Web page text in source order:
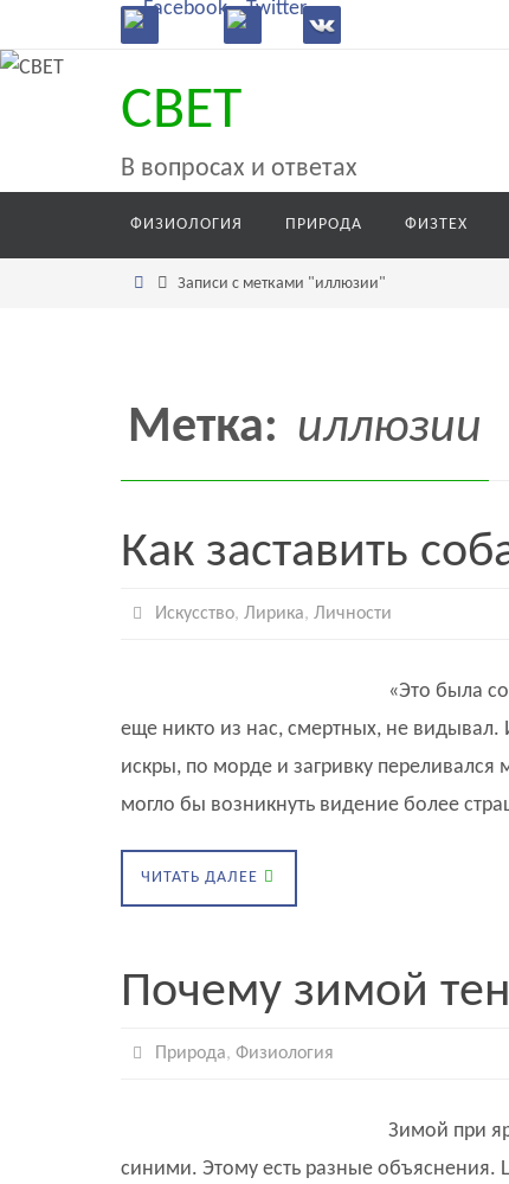
к
содержимомуСВЕТ
В вопросах и ответах
ФИЗИОЛОГИЯ ПРИРОДА ФИЗТЕХ
Главная
Записи с метками "иллюзии"
Метка: иллюзии
Как заставить
Искусство, Лирика, Личности
«Это была
еще никто из нас, смертных, не видывал.
искры, по морде и загривку
могло бы возникнуть видение более
ЧИТАТЬ ДАЛЕЕ
Почему зимой
Природа, Физиология
Зимой при
синими. Этому есть разные объяснения.